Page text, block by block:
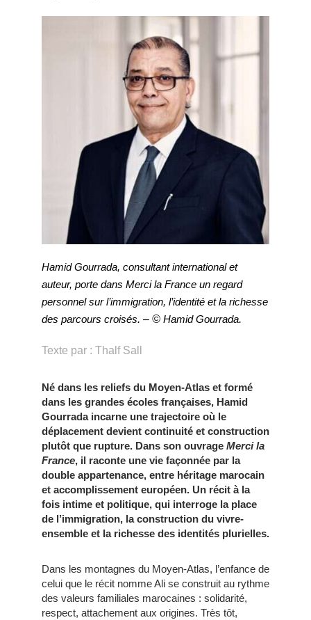
Hamid Gourrada, consultant international et
auteur, porte dans Merci la France un regard
personnel sur l’immigration, l’identité et la richesse
des parcours croisés. – © Hamid Gourrada.
Texte par : Thalf Sall
Né dans les reliefs du Moyen-Atlas et formé
dans les grandes écoles françaises, Hamid
Gourrada incarne une trajectoire où le
déplacement devient continuité et construction
plutôt que rupture. Dans son ouvrage Merci la
France, il raconte une vie façonnée par la
double appartenance, entre héritage marocain
et accomplissement européen. Un récit à la
fois intime et politique, qui interroge la place
de l’immigration, la construction du vivre-
ensemble et la richesse des identités plurielles.
Dans les montagnes du Moyen-Atlas, l’enfance de
celui que le récit nomme Ali se construit au rythme
des valeurs familiales marocaines : solidarité,
respect, attachement aux origines. Très tôt,